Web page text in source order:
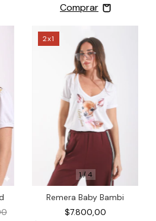
1/4
2x1
Remera Baby Bambi
$7.800,00